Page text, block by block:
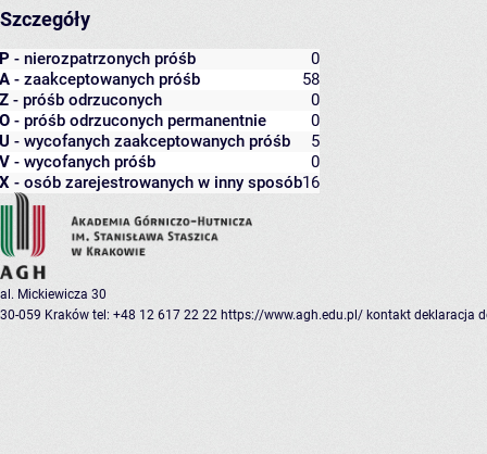
Szczegóły
P - nierozpatrzonych próśb
0
A - zaakceptowanych próśb
58
Z - próśb odrzuconych
0
O - próśb odrzuconych permanentnie
0
U - wycofanych zaakceptowanych próśb
5
V - wycofanych próśb
0
X - osób zarejestrowanych w inny sposób16
al. Mickiewicza 30
30-059 Kraków tel: +48 12 617 22 22 https://www.agh.edu.pl/ kontakt deklaracja